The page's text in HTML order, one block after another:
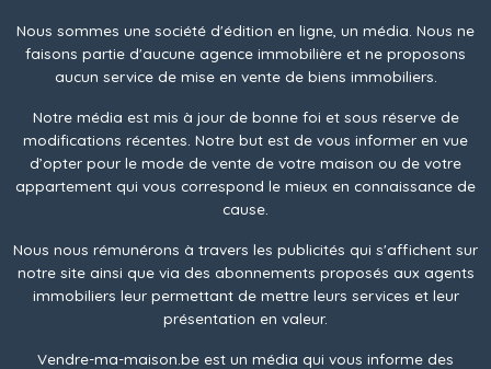
Nous sommes une société d'édition en ligne, un média. Nous ne
faisons partie d'aucune agence immobilière et ne proposons
aucun service de mise en vente de biens immobiliers.
Notre média est mis à jour de bonne foi et sous réserve de
modifications récentes. Notre but est de vous informer en vue
d’opter pour le mode de vente de votre maison ou de votre
appartement qui vous correspond le mieux en connaissance de
cause.
Nous nous rémunérons à travers les publicités qui s'affichent sur
notre site ainsi que via des abonnements proposés aux agents
immobiliers leur permettant de mettre leurs services et leur
présentation en valeur.
Vendre-ma-maison.be est un média qui vous informe des